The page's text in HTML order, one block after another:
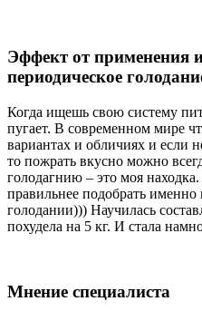
Эффект от применения
периодическое
Когда ищешь свою систему
пугает. В современном мире
вариантах и обличиях и если
то пожрать вкусно можно
голодагнию – это моя
правильнее подобрать
голодании))) Научилась
похудела на 5 кг. И стала
Мнение специалиста